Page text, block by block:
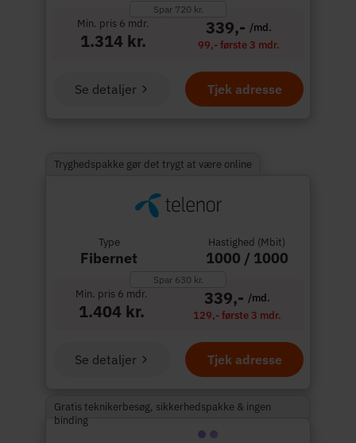
Spar 720 kr.
Min. pris 6 mdr.
1.314 kr.
339,- /md.
99,- første 3 mdr.
Tjek adresse
Se detaljer
Tryghedspakke gør det trygt at være online
Type
Fibernet
Hastighed (Mbit)
1000 / 1000
Spar 630 kr.
Min. pris 6 mdr.
1.404 kr.
339,- /md.
129,- første 3 mdr.
Tjek adresse
Se detaljer
Gratis teknikerbesøg, sikkerhedspakke & ingen
binding